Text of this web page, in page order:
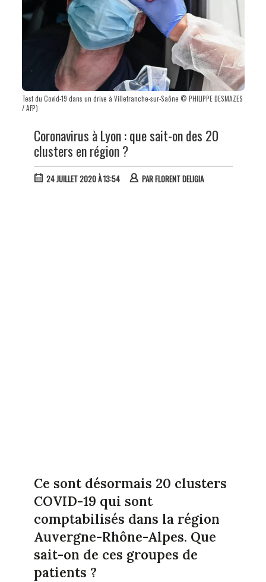
Test du Covid-19 dans un drive à Villefranche-sur-Saône © PHILIPPE DESMAZES
/ AFP)
Coronavirus à Lyon : que sait-on des 20
clusters en région ?
24 JUILLET 2020 À 13:54 PARFLORENT DELIGIA
Ce sont désormais 20 clusters
COVID-19 qui sont
comptabilisés dans la région
Auvergne-Rhône-Alpes. Que
sait-on de ces groupes de
patients ?